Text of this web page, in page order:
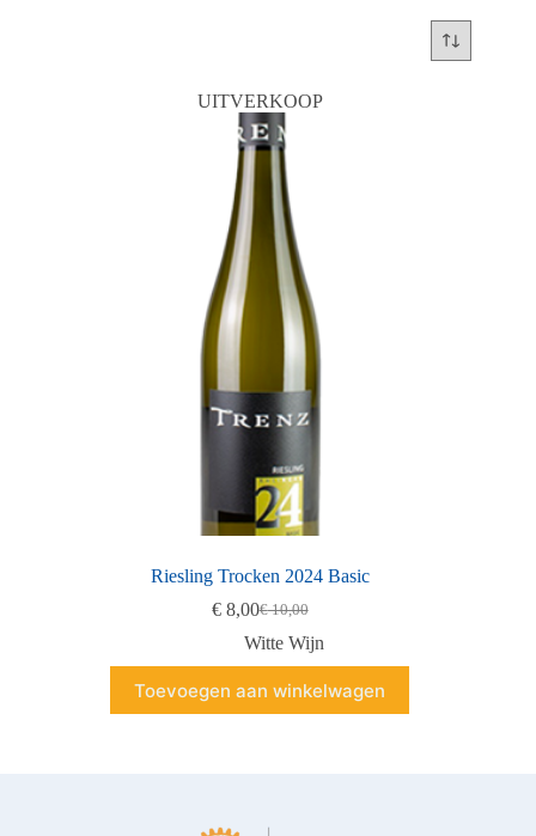
UITVERKOOP
Riesling Trocken 2024 Basic
€10,00
Oorspronkelijke
prijs
was:
€ 10,00.
€8,00Huidige
prijs
is:
€ 8,00.
Witte Wijn
Toevoegen aan winkelwagen